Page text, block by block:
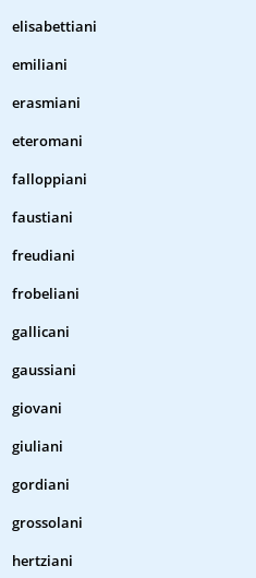
elisabettiani
emiliani
erasmiani
eteromani
falloppiani
faustiani
freudiani
frobeliani
gallicani
gaussiani
giovani
giuliani
gordiani
grossolani
hertziani